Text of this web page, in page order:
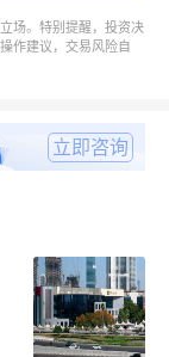
场。特别提醒，投资决
作建议，交易风险自
立即咨询